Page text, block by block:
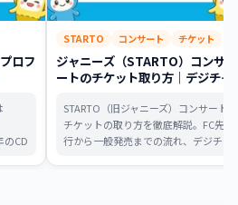
ロフ
のCD
STARTO コンサート チケット
ジャニーズ（STARTO）コンサ
ートのチケット取り方｜デジチ
STARTO（旧ジャニーズ）コンサート
チケットの取り方を徹底解説。FC先
行から一般発売までの流れ、デジチ